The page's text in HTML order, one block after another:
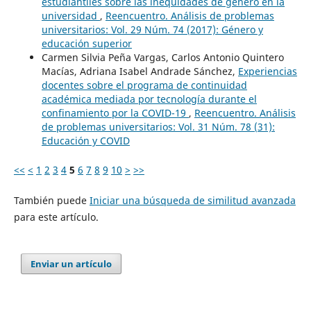
universidad , Reencuentro. Análisis de problemas
universitarios: Vol. 29 Núm. 74 (2017): Género y
educación superior
Carmen Silvia Peña Vargas, Carlos Antonio Quintero
Macías, Adriana Isabel Andrade Sánchez, Experiencias
docentes sobre el programa de continuidad
académica mediada por tecnología durante el
confinamiento por la COVID-19 , Reencuentro. Análisis
de problemas universitarios: Vol. 31 Núm. 78 (31):
Educación y COVID
<< < 1 2 3 4 5 6 7 8 9 10 > >>
También puede Iniciar una búsqueda de similitud avanzada
para este artículo.
Enviar un artículo